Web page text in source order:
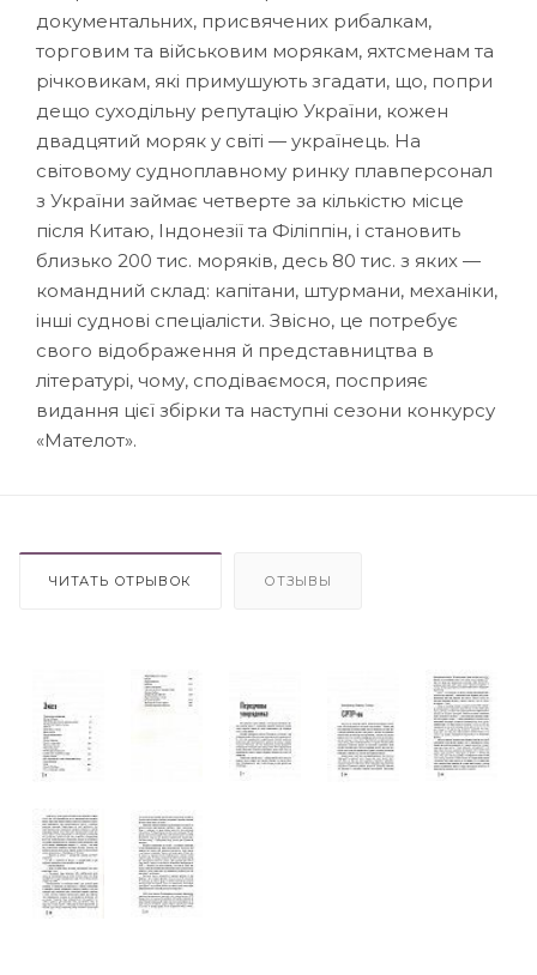
документальних, присвячених рибалкам,
торговим та військовим морякам, яхтсменам та
річковикам, які примушують згадати, що, попри
дещо суходільну репутацію України, кожен
двадцятий моряк у світі — українець. На
світовому судноплавному ринку плавперсонал
з України займає четверте за кількістю місце
після Китаю, Індонезії та Філіппін, і становить
близько 200 тис. моряків, десь 80 тис. з яких —
командний склад: капітани, штурмани, механіки,
інші суднові спеціалісти. Звісно, це потребує
свого відображення й представництва в
літературі, чому, сподіваємося, посприяє
видання цієї збірки та наступні сезони конкурсу
«Мателот».
ЧИТАТЬ ОТРЫВОК ОТЗЫВЫ